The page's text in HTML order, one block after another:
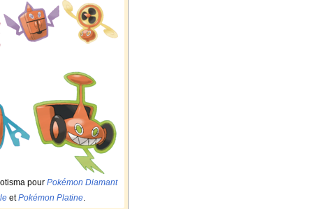
pour Pokémon Diamant
etPokémon Platine